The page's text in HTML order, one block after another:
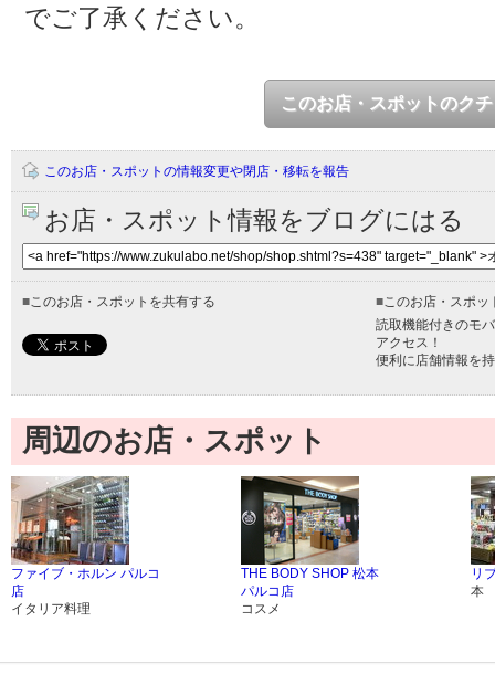
でご了承ください。
このお店・スポットのク
このお店・スポットの情報変更や閉店・移転を報告
お店・スポット情報をブログにはる
■このお店・スポットを共有する ■このお店・スポッ
読取機能付きのモ
アクセス！
便利に店舗情報を
周辺のお店・スポット
ファイブ・ホルン パルコ
店
イタリア料理
THE BODY SHOP 松本
パルコ店
コスメ
リ
本